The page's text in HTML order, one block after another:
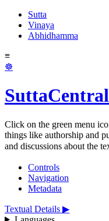
Sutta
Vinaya
Abhidhamma
≡
☸
SuttaCentral
Click on the green menu
things like authorship and
and discussions about the
Controls
Navigation
Metadata
Textual Details ▶